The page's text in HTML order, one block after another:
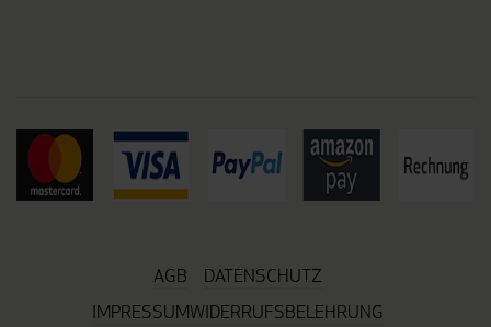
AGB
DATENSCHUTZ
IMPRESSUMWIDERRUFSBELEHRUNG